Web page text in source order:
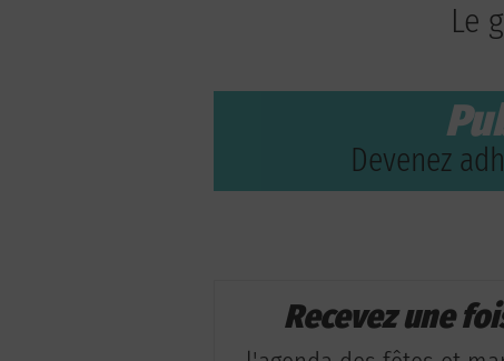
Le
Devenez
Recevez une